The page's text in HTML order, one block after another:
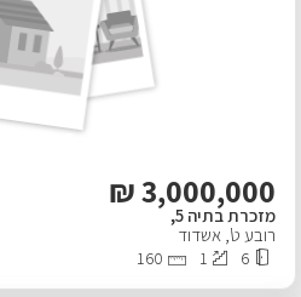
3,000,000
₪
מזכרת בתיה 5,
רובע ט', אשדוד
6
1
160